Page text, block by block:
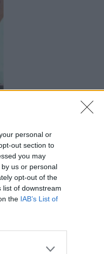
personal or
out section to
you may
us or personal
opt-out of the
list of downstream
the IAB’s List of